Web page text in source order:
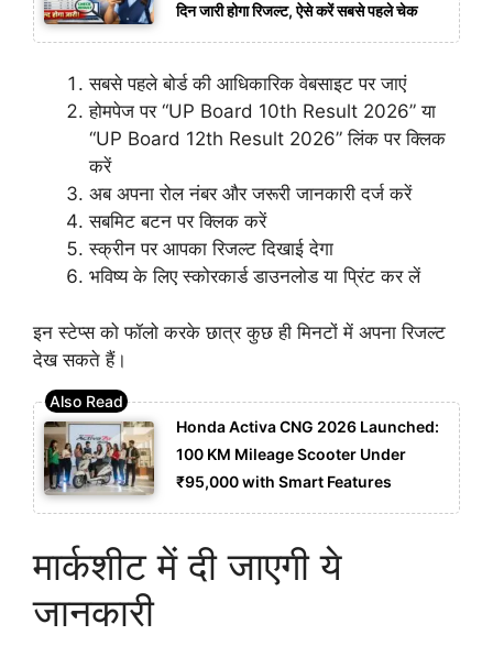
दिन जारी होगा रिजल्ट, ऐसे करें सबसे पहले चेक
सबसे पहले बोर्ड की आधिकारिक वेबसाइट पर जाएं
होमपेज पर “UP Board 10th Result 2026” या
“UP Board 12th Result 2026” लिंक पर क्लिक
करें
अब अपना रोल नंबर और जरूरी जानकारी दर्ज करें
सबमिट बटन पर क्लिक करें
स्क्रीन पर आपका रिजल्ट दिखाई देगा
भविष्य के लिए स्कोरकार्ड डाउनलोड या प्रिंट कर लें
इन स्टेप्स को फॉलो करके छात्र कुछ ही मिनटों में अपना रिजल्ट
देख सकते हैं।
Honda Activa CNG 2026 Launched:
100 KM Mileage Scooter Under
₹95,000 with Smart Features
मार्कशीट में दी जाएगी ये
जानकारी